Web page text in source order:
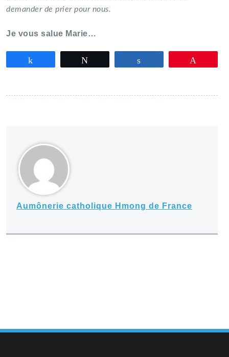
demander de prier pour nous.
Je vous salue Marie…
Aumônerie catholique Hmong de France